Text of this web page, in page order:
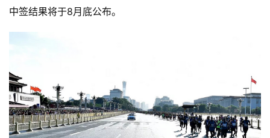
中签结果将于8月底公布。